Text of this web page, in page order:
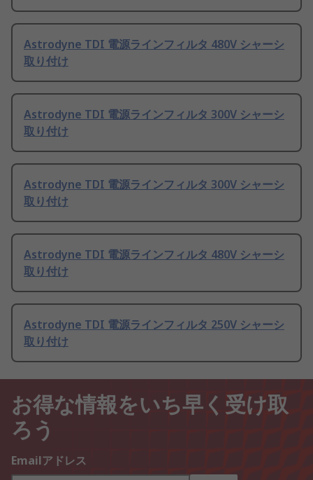
Astrodyne TDI 電源ラインフィルタ 480V シャーシ
取り付け
Astrodyne TDI 電源ラインフィルタ 300V シャーシ
取り付け
Astrodyne TDI 電源ラインフィルタ 300V シャーシ
取り付け
Astrodyne TDI 電源ラインフィルタ 480V シャーシ
取り付け
Astrodyne TDI 電源ラインフィルタ 250V シャーシ
取り付け
お得な情報をいち早く受け取
ろう
Emailアドレス